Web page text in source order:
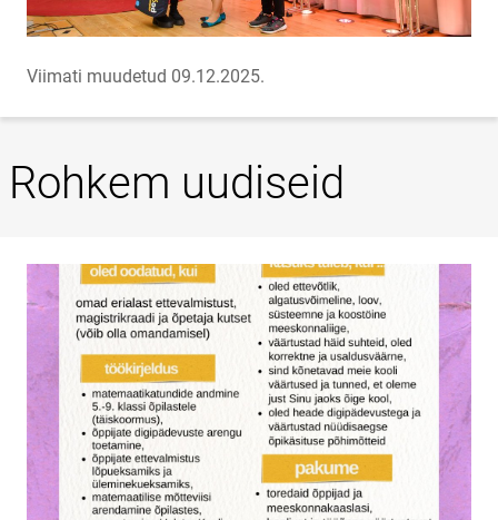
Viimati muudetud 09.12.2025.
Rohkem uudiseid